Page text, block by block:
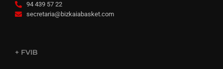
94 439 57 22
secretaria@bizkaiabasket.com
+ FVIB